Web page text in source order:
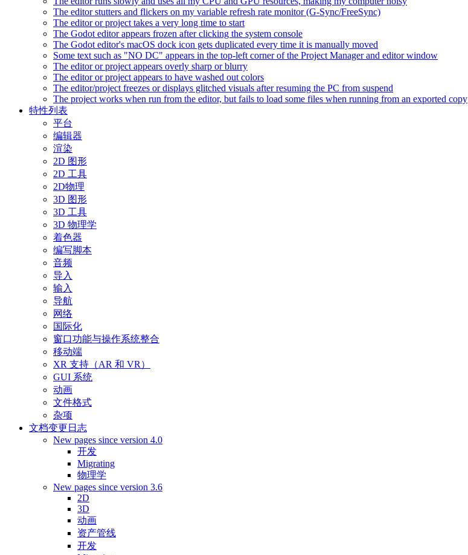
The editor stutters and flickers on my variable refresh rate monitor (G-Sync/FreeSync)
The editor or project takes a very long time to start
The Godot editor appears frozen after clicking the system console
The Godot editor's macOS dock icon gets duplicated every time it is manually moved
Some text such as "NO DC" appears in the top-left corner of the Project Manager and editor window
The editor or project appears overly sharp or blurry
The editor or project appears to have washed out colors
The editor/project freezes or displays glitched visuals after resuming the PC from suspend
The project works when run from the editor, but fails to load some files when running from an exported copy
特性列表
平台
编辑器
渲染
2D 图形
2D 工具
2D物理
3D 图形
3D 工具
3D 物理学
着色器
编写脚本
音频
导入
输入
导航
网络
国际化
窗口功能与操作系统整合
移动端
XR 支持（AR 和 VR）
GUI 系统
动画
文件格式
杂项
文档变更日志
New pages since version 4.0
开发
Migrating
物理学
New pages since version 3.6
2D
3D
动画
资产管线
开发